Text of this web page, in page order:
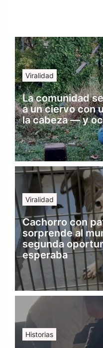
Viralidad
La comunidad
a un ciervo con
la cabeza — y
Viralidad
Cachorro con
sorprende al
segunda
esperaba
Historias